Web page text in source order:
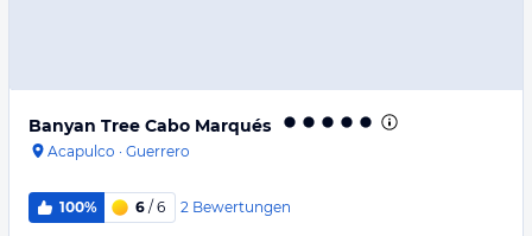
Banyan Tree Cabo Marqués
Acapulco · Guerrero
100% 6 / 6 2 Bewertungen